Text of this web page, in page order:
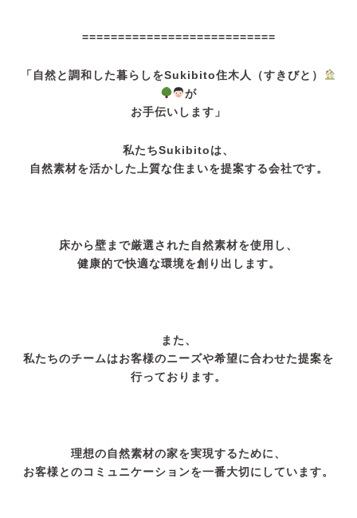
===========================
「自然と調和した暮らしをSukibito住木人（すきびと）
が
お手伝いします」
私たちSukibitoは、
自然素材を活かした上質な住まいを提案する会社です。
床から壁まで厳選された自然素材を使用し、
健康的で快適な環境を創り出します。
また、
私たちのチームはお客様のニーズや希望に合わせた提案を
行っております。
理想の自然素材の家を実現するために、
お客様とのコミュニケーションを一番大切にしています。